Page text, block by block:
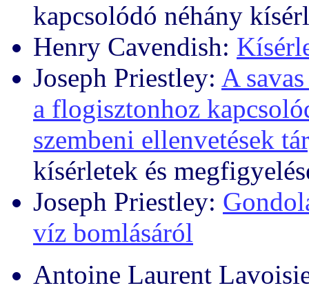
kapcsolódó néhány
Henry Cavendish:
Joseph Priestley: A
a flogisztonhoz
szembeni ellenvetések
kísérletek és
Joseph Priestley:
víz bomlásáról
Antoine Laurent